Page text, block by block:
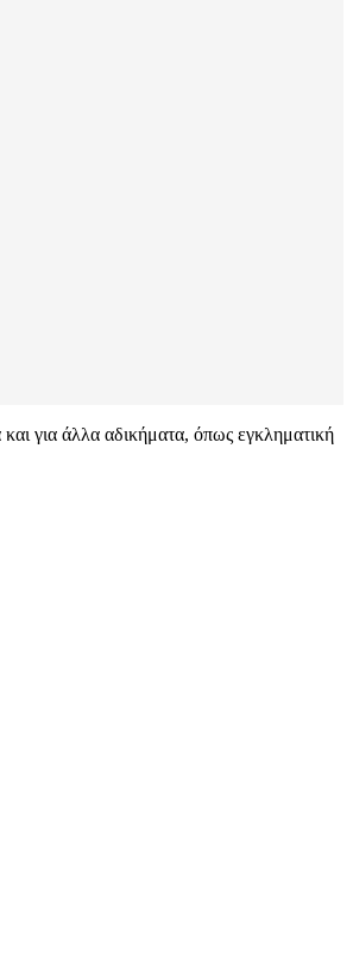
για άλλα αδικήματα, όπως εγκληματική